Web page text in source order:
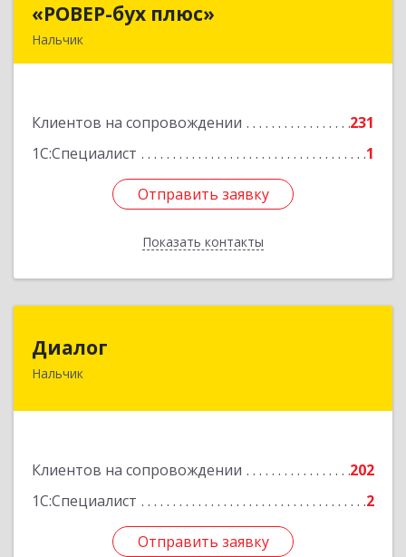
«РОВЕР-бух плюс»
Нальчик
Клиентов на сопровождении
231
1С:Специалист
1
Отправить заявку
Показать контакты
«РОВЕР-бух плюс»
Подробнее
Отправить заявку
Назад
Диалог
Нальчик
Клиентов на сопровождении
202
1С:Специалист
2
Отправить заявку
360016, Кабардино-Балкарская Респ, Нальчик г,
Отправить заявку